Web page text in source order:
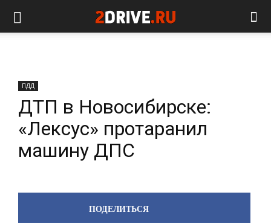
ПДД
ДТП в Новосибирске:
«Лексус» протаранил
машину ДПС
ПОДЕЛИТЬСЯ